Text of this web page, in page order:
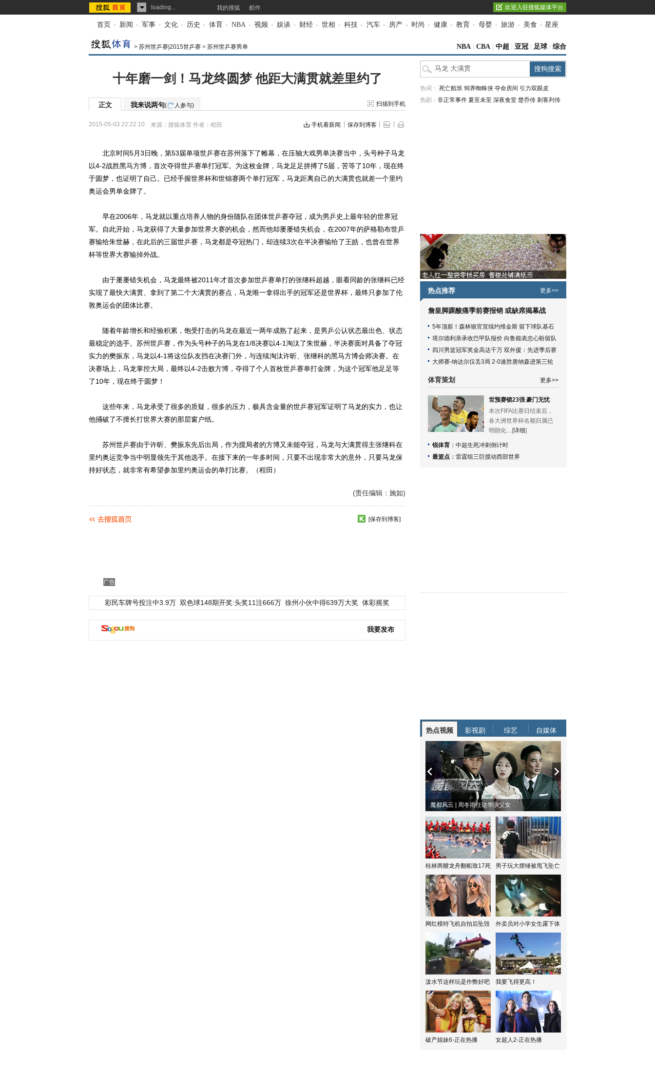
loading... 我的搜狐 邮件 欢迎入驻搜狐媒体平台
首页 - 新闻 - 军事 - 文化 - 历史 - 体育 - NBA - 视频 - 娱谈 - 财经 - 世相 - 科技 - 汽车 - 房产 - 时尚 - 健康 - 教育 - 母婴 - 旅游 - 美食 - 星座
> 苏州世乒赛|2015世乒赛 > 苏州世乒赛男单 NBA CBA 中超 亚冠 足球 综合
十年磨一剑！马龙终圆梦 他距大满贯就差里约了
正文 我来说两句( 人参与) 扫描到手机
2015-05-03 22:22:10 来源： 搜狐体育 作者：程田 手机看新闻 保存到博客
北京时间5月3日晚，第53届单项世乒赛在苏州落下了帷幕，在压轴大戏男单决赛当中，头号种子马龙
以4-2战胜黑马方博，首次夺得世乒赛单打冠军。为这枚金牌，马龙足足拼搏了5届，苦等了10年，现在终
于圆梦，也证明了自己。已经手握世界杯和世锦赛两个单打冠军，马龙距离自己的大满贯也就差一个里约
奥运会男单金牌了。
早在2006年，马龙就以重点培养人物的身份随队在团体世乒赛夺冠，成为男乒史上最年轻的世界冠
军。自此开始，马龙获得了大量参加世界大赛的机会，然而他却屡屡错失机会，在2007年的萨格勒布世乒
赛输给朱世赫，在此后的三届世乒赛，马龙都是夺冠热门，却连续3次在半决赛输给了王皓，也曾在世界
杯等世界大赛输掉外战。
由于屡屡错失机会，马龙最终被2011年才首次参加世乒赛单打的张继科超越，眼看同龄的张继科已经
实现了最快大满贯、拿到了第二个大满贯的赛点，马龙唯一拿得出手的冠军还是世界杯，最终只参加了伦
敦奥运会的团体比赛。
随着年龄增长和经验积累，饱受打击的马龙在最近一两年成熟了起来，是男乒公认状态最出色、状态
最稳定的选手。苏州世乒赛，作为头号种子的马龙在1/8决赛以4-1淘汰了朱世赫，半决赛面对具备了夺冠
实力的樊振东，马龙以4-1将这位队友挡在决赛门外，与连续淘汰许昕、张继科的黑马方博会师决赛。在
决赛场上，马龙掌控大局，最终以4-2击败方博，夺得了个人首枚世乒赛单打金牌，为这个冠军他足足等
了10年，现在终于圆梦！
这些年来，马龙承受了很多的质疑，很多的压力，极具含金量的世乒赛冠军证明了马龙的实力，也让
他捅破了不擅长打世界大赛的那层窗户纸。
苏州世乒赛由于许昕、樊振东先后出局，作为搅局者的方博又未能夺冠，马龙与大满贯得主张继科在
里约奥运竞争当中明显领先于其他选手。在接下来的一年多时间，只要不出现非常大的意外，只要马龙保
持好状态，就非常有希望参加里约奥运会的单打比赛。（程田）
(责任编辑：施如)
[保存到博客]
广告
彩民车牌号投注中3.9万 双色球148期开奖:头奖11注666万 徐州小伙中得639万大奖 体彩摇奖
我要发布
热词： 死亡航班 饲养蜘蛛侠 夺命房间 引力双眼皮
热剧： 非正常事件 夏至未至 深夜食堂 楚乔传 刺客列传
热点推荐 更多>>
詹皇脚踝酸痛季前赛报销 或缺席揭幕战
5年顶薪！森林狼官宣续约维金斯 留下球队基石
塔尔德利亲承收巴甲队报价 向鲁能表忠心盼留队
四川男篮冠军奖金高达千万 双外援：先进季后赛
大师赛-纳达尔仅丢3局 2-0速胜唐纳森进第三轮
体育策划 更多>>
世预赛锁23强 豪门无忧
本次FIFA比赛日结束后，
各大洲世界杯名额归属已
明朗化… [详细]
锐体育 ： 中超生死冲刺倒计时
最篮点 ： 雷霆组三巨搅动西部世界
热点视频 影视剧 综艺 自媒体
魔都风云 | 周冬雨任达华演父女
桂林两艘龙舟翻船致17死 男子玩大摆锤被甩飞坠亡
网红模特飞机自拍后坠毁 外卖员对小学女生露下体
泼水节这样玩是作弊好吧 我要飞得更高！
破产姐妹6-正在热播 女超人2-正在热播